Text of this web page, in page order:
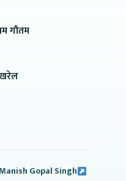
गौतम
Manish Gopal Singh